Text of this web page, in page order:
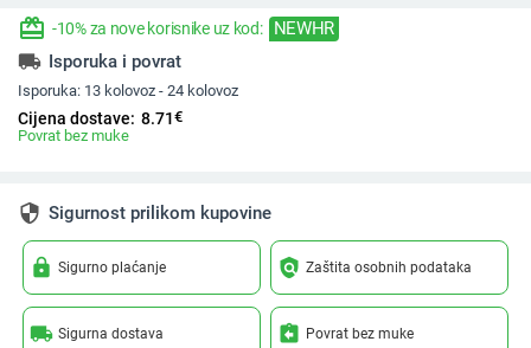
redeem -10% za nove korisnike uz kod: NEWHR
local_shipping Isporuka i povrat
Isporuka: 13 kolovoz - 24 kolovoz
Cijena dostave: 8.71€
Povrat bez muke
security Sigurnost prilikom kupovine
lock Sigurno plaćanje policy Zaštita osobnih podataka
local_shipping Sigurna dostava assignment_return Povrat bez muke